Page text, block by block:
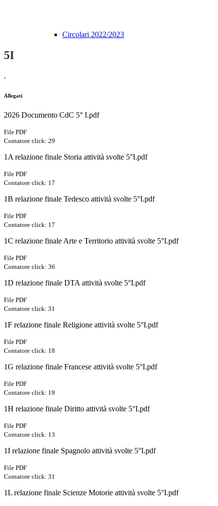
Circolari 2022/2023
5I
.
Allegati
2026 Documento CdC 5° I.pdf
File PDF
Contatore click: 29
1A relazione finale Storia attività svolte 5°I.pdf
File PDF
Contatore click: 17
1B relazione finale Tedesco attività svolte 5°I.pdf
File PDF
Contatore click: 17
1C relazione finale Arte e Territorio attività svolte 5°I.pdf
File PDF
Contatore click: 36
1D relazione finale DTA attività svolte 5°I.pdf
File PDF
Contatore click: 31
1F relazione finale Religione attività svolte 5°I.pdf
File PDF
Contatore click: 18
1G relazione finale Francese attività svolte 5°I.pdf
File PDF
Contatore click: 19
1H relazione finale Diritto attività svolte 5°I.pdf
File PDF
Contatore click: 13
1I relazione finale Spagnolo attività svolte 5°I.pdf
File PDF
Contatore click: 31
1L relazione finale Scienze Motorie attività svolte 5°I.pdf